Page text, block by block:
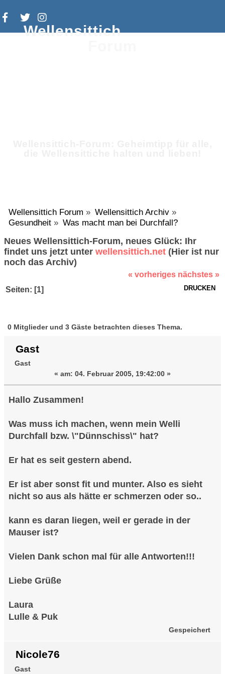
Wellensittich
Wellensittich Forum » Wellensittich Archiv»
Gesundheit» Was macht man bei Durchfall?
Neues Wellensittich-Forum, neues Glück: Ihr
findet uns jetzt unter wellensittich.net (Hier ist nur
noch das Archiv)
« vorheriges nächstes »
DRUCKEN
Seiten: [1]
macht man bei Durchfall? (Gelesen
0 Mitglieder und 3 Gäste betrachten dieses Thema.
Gast
Gast
« am: 04. Februar 2005, 19:42:00 »
Hallo Zusammen!
Was muss ich machen, wenn mein Welli
Durchfall bzw. \"Dünnschiss\" hat?
Er hat es seit gestern abend.
Er ist aber sonst fit und munter. Also es sieht
nicht so aus als hätte er schmerzen oder so..
kann es daran liegen, weil er gerade in der
Mauser ist?
Vielen Dank schon mal für alle Antworten!!!
Liebe Grüße
Laura
Lulle & Puk
Gespeichert
Nicole76
Gast